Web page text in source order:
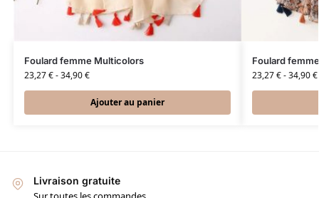
Foulard femme Multicolors
23,27€-34,90€
Ajouter au panier
Foulard
23,27€-34,90€
Livraison gratuite